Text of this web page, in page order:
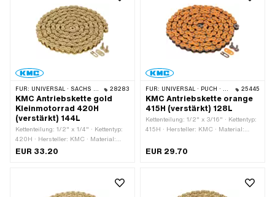
FÜR: UNIVERSAL · SACHS · KREIDLER 28283
KMC Antriebskette gold
Kleinmotorrad 420H
(verstärkt) 144L
Kettenteilung: 1/2" x 1/4" · Kettentyp:
420H · Hersteller: KMC · Material:
Stahl · Oberfläche: lackiert · Farbe:
Kettenschloss-Art: Federverschluss
EUR 33.20
FÜR: UNIVERSAL · PUCH · SACHS · PONY / CILO (BETA 521 & 512) · ZÜNDAPP BELMONDO · TOMOS · BYE BIKE 25445
KMC Antriebskette orange
415H (verstärkt) 128L
Kettenteilung: 1/2" x 3/16" · Kettentyp:
415H · Hersteller: KMC · Material:
orange · Anzahl Kettenglieder: 128 Stk.
EUR 29.70